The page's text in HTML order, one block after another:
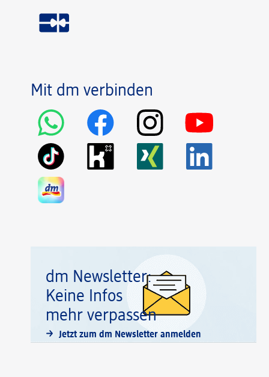
Mit dm verbinden
dm Newsletter:
Keine Infos
mehr verpassen
Jetzt zum dm Newsletter anmelden